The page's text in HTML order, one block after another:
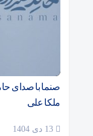
صنما با صدای
ملکا علی